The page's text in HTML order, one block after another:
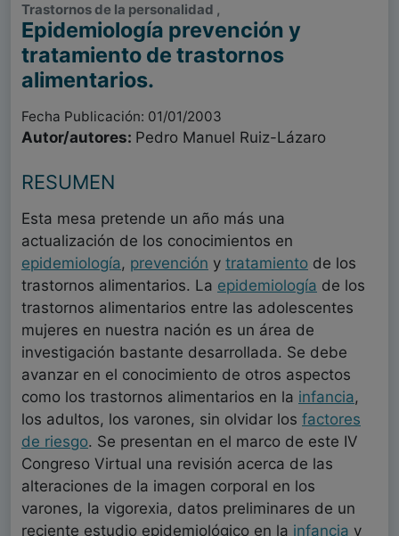
Trastornos de la personalidad ,
Epidemiología prevención y
tratamiento de trastornos
alimentarios.
Fecha Publicación: 01/01/2003
Autor/autores: Pedro Manuel Ruiz-Lázaro
RESUMEN
Esta mesa pretende un año más una
actualización de los conocimientos en
epidemiología, prevención y tratamiento de los
trastornos alimentarios. La epidemiología de los
trastornos alimentarios entre las adolescentes
mujeres en nuestra nación es un área de
investigación bastante desarrollada. Se debe
avanzar en el conocimiento de otros aspectos
como los trastornos alimentarios en la infancia,
los adultos, los varones, sin olvidar los factores
de riesgo. Se presentan en el marco de este IV
Congreso Virtual una revisión acerca de las
alteraciones de la imagen corporal en los
varones, la vigorexia, datos preliminares de un
reciente estudio epidemiológico en la infancia y